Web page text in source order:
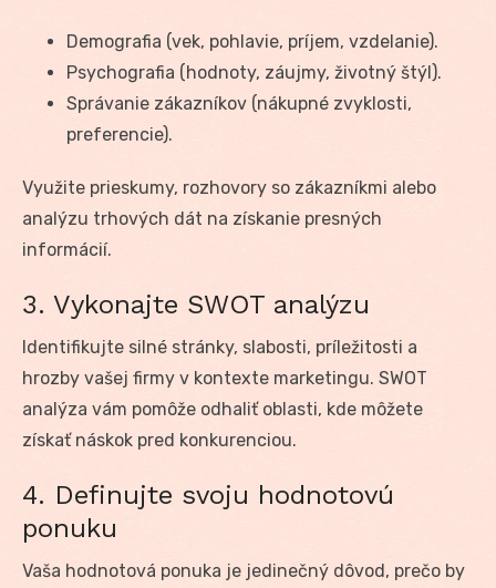
Demografia (vek, pohlavie, príjem, vzdelanie).
Psychografia (hodnoty, záujmy, životný štýl).
Správanie zákazníkov (nákupné zvyklosti,
preferencie).
Využite prieskumy, rozhovory so zákazníkmi alebo
analýzu trhových dát na získanie presných
informácií.
3. Vykonajte SWOT analýzu
Identifikujte silné stránky, slabosti, príležitosti a
hrozby vašej firmy v kontexte marketingu. SWOT
analýza vám pomôže odhaliť oblasti, kde môžete
získať náskok pred konkurenciou.
4. Definujte svoju hodnotovú
ponuku
Vaša hodnotová ponuka je jedinečný dôvod, prečo by